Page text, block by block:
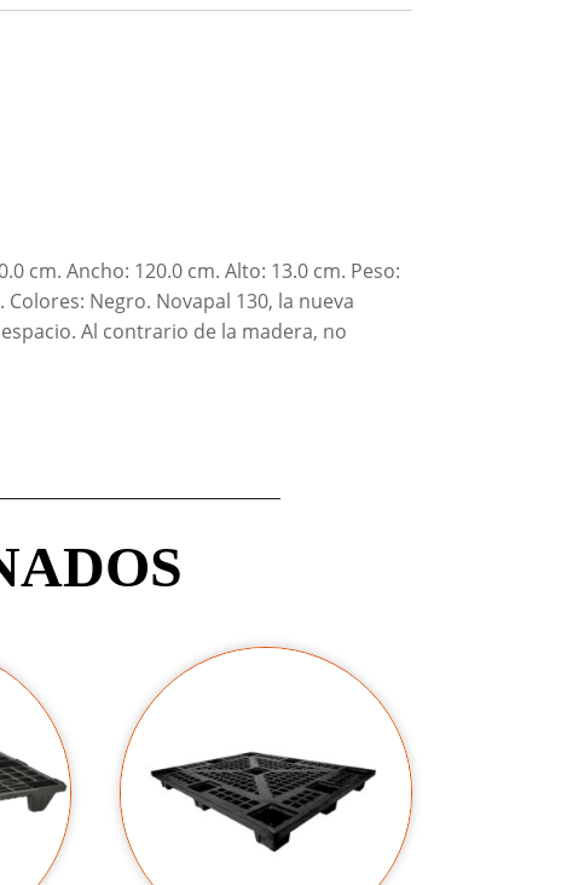
cm. Ancho: 120.0 cm. Alto: 13.0 cm. Peso:
Colores: Negro. Novapal 130, la nueva
Al contrario de la madera, no